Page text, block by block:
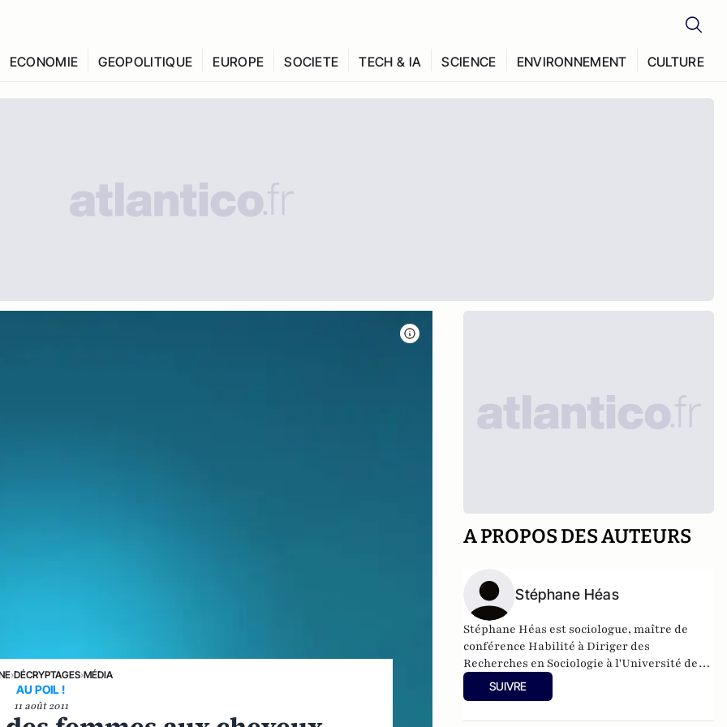
ECONOMIE GEOPOLITIQUE EUROPE SOCIETE TECH & IA SCIENCE ENVIRONNEMENT CULTURE
›DÉCRYPTAGES›MÉDIA
AU POIL !
11 août 2011
A PROPOS DES AUTEURS
Stéphane Héas
Stéphane Héas est sociologue, maître de
conférence Habilité à Diriger des
Recherches en Sociologie à l'Université de
Rennes 2.Il est co-directeur de la revue
International Review on Sport and Violence
SUIVRE